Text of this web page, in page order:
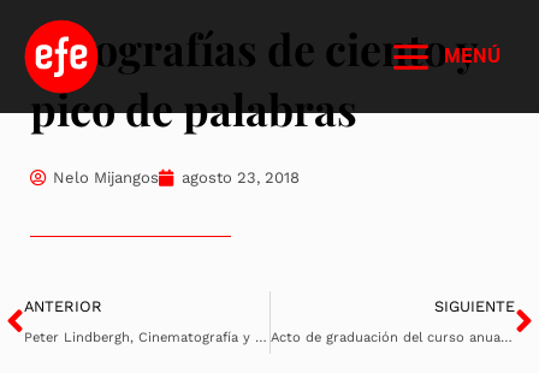
contenido
MENÚ
Fotografías de ciento y
pico de palabras
Nelo Mijangos agosto 23, 2018
Ant
ANTERIOR
Peter Lindbergh, Cinematografía y moda
SIGUIENTE
Acto de graduación del curso anual de fotografía de la Escuela Efe 2019